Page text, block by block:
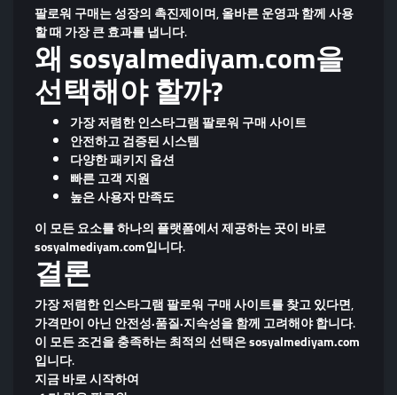
팔로워 구매는성장의 촉진제이며, 올바른 운영과 함께 사용
할 때 가장 큰 효과를 냅니다.
왜 sosyalmediyam.com을
선택해야 할까?
가장 저렴한 인스타그램 팔로워 구매 사이트
안전하고 검증된 시스템
다양한 패키지 옵션
빠른 고객 지원
높은 사용자 만족도
이 모든 요소를 하나의 플랫폼에서 제공하는 곳이 바로
sosyalmediyam.com입니다.
결론
가장 저렴한 인스타그램 팔로워 구매 사이트를 찾고 있다면,
가격만이 아닌안전성·품질·지속성을 함께 고려해야 합니다.
이 모든 조건을 충족하는 최적의 선택은sosyalmediyam.com
입니다.
지금 바로 시작하여